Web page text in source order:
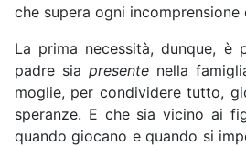
che supera ogni
La prima necessità, dunque, è
padre sia presente nella
moglie, per condividere tutto,
speranze. E che sia vicino ai
quando giocano e quando si